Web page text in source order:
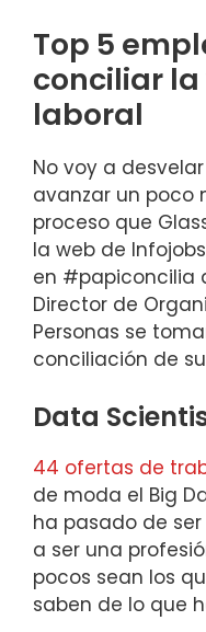
Top 5
conciliar
laboral
No voy a
avanzar un poco
proceso que
la web de
en #papiconcilia
Director de
Personas se
conciliación de
Data
44 ofertas de
de moda el Big
ha pasado de
a ser una
pocos sean los
saben de lo que